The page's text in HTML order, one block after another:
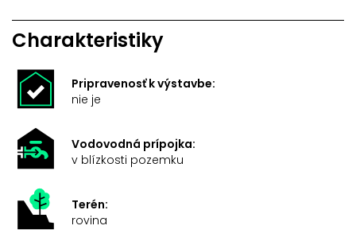
Charakteristiky
Pripravenosť k výstavbe:
nie je
Vodovodná prípojka:
v blízkosti pozemku
Terén:
rovina